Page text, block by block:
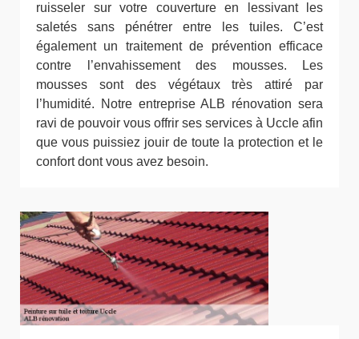
ruisseler sur votre couverture en lessivant les
saletés sans pénétrer entre les tuiles. C’est
également un traitement de prévention efficace
contre l’envahissement des mousses. Les
mousses sont des végétaux très attiré par
l’humidité. Notre entreprise ALB rénovation sera
ravi de pouvoir vous offrir ses services à Uccle afin
que vous puissiez jouir de toute la protection et le
confort dont vous avez besoin.